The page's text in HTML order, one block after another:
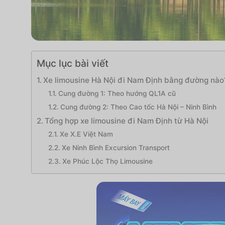
Mục lục bài viết
Xe limousine Hà Nội đi Nam Định bằng đường
Cung đường 1: Theo hướng QL1A cũ
Cung đường 2: Theo Cao tốc Hà Nội – Ninh Bình
Tổng hợp xe limousine đi Nam Định từ Hà Nội
Xe X.E Việt Nam
Xe Ninh Bình Excursion Transport
Xe Phúc Lộc Thọ Limousine